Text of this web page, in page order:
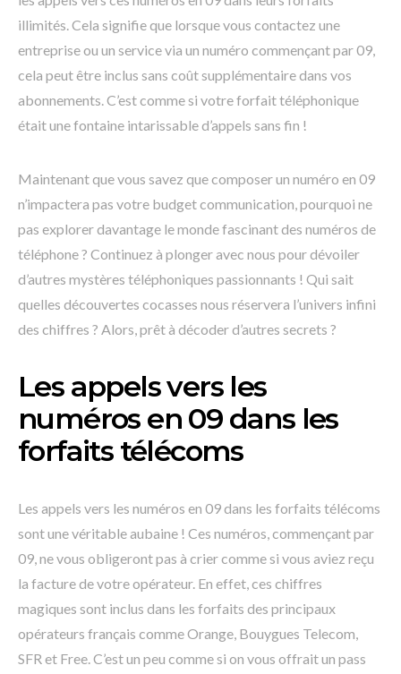
illimités. Cela signifie que lorsque vous contactez une
entreprise ou un service via un numéro commençant par 09,
cela peut être inclus sans coût supplémentaire dans vos
abonnements. C’est comme si votre forfait téléphonique
était une fontaine intarissable d’appels sans fin !
Maintenant que vous savez que composer un numéro en 09
n’impactera pas votre budget communication, pourquoi ne
pas explorer davantage le monde fascinant des numéros de
téléphone ? Continuez à plonger avec nous pour dévoiler
d’autres mystères téléphoniques passionnants ! Qui sait
quelles découvertes cocasses nous réservera l’univers infini
des chiffres ? Alors, prêt à décoder d’autres secrets ?
Les appels vers les
numéros en 09 dans les
forfaits télécoms
Les appels vers les numéros en 09 dans les forfaits télécoms
sont une véritable aubaine ! Ces numéros, commençant par
09, ne vous obligeront pas à crier comme si vous aviez reçu
la facture de votre opérateur. En effet, ces chiffres
magiques sont inclus dans les forfaits des principaux
opérateurs français comme Orange, Bouygues Telecom,
SFR et Free. C’est un peu comme si on vous offrait un pass